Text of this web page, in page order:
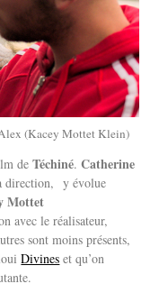
(Kacey Mottet Klein)
deTéchiné.Catherine
direction, y évolue
Mottet
avec le réalisateur,
sont moins présents,
Divines et qu’on